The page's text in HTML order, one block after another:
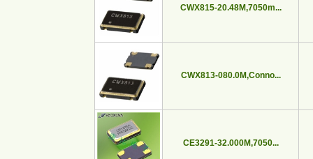
CWX815-20.48M,7050m...
CWX813-080.0M,Conno...
CE3291-32.000M,7050...